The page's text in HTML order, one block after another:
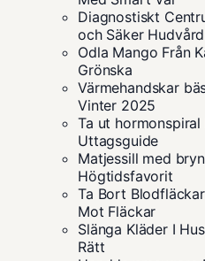
Diagnostiskt
och Säker Hudvård
Odla Mango Från
Grönska
Värmehandskar
Vinter 2025
Ta ut
Uttagsguide
Matjessill med
Högtidsfavorit
Ta Bort
Mot Fläckar
Slänga Kläder I
Rätt